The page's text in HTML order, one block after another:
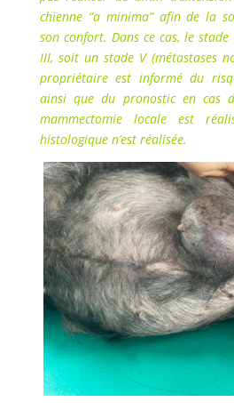
chienne “a minima” afin de la
son confort. Dans ce cas, le
III, soit un stade V (métastases
propriétaire est informé du
ainsi que du pronostic en cas
mammectomie locale est
histologique n’est réalisée.